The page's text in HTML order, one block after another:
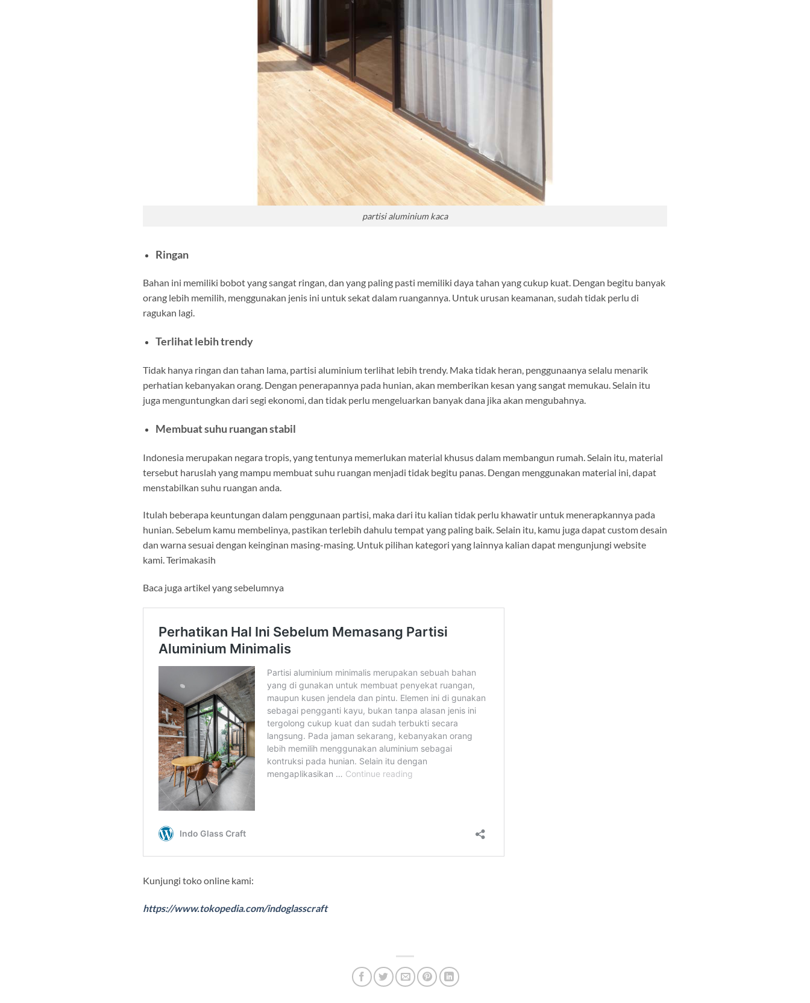
partisi aluminium kaca
Ringan
Bahan ini memiliki bobot yang sangat ringan, dan yang paling pasti memiliki daya tahan yang cukup kuat. Dengan begitu banyak
orang lebih memilih, menggunakan jenis ini untuk sekat dalam ruangannya. Untuk urusan keamanan, sudah tidak perlu di
ragukan lagi.
Terlihat lebih trendy
Tidak hanya ringan dan tahan lama, partisi aluminium terlihat lebih trendy. Maka tidak heran, penggunaanya selalu menarik
perhatian kebanyakan orang. Dengan penerapannya pada hunian, akan memberikan kesan yang sangat memukau. Selain itu
juga menguntungkan dari segi ekonomi, dan tidak perlu mengeluarkan banyak dana jika akan mengubahnya.
Membuat suhu ruangan stabil
Indonesia merupakan negara tropis, yang tentunya memerlukan material khusus dalam membangun rumah. Selain itu, material
tersebut haruslah yang mampu membuat suhu ruangan menjadi tidak begitu panas. Dengan menggunakan material ini, dapat
menstabilkan suhu ruangan anda.
Itulah beberapa keuntungan dalam penggunaan partisi, maka dari itu kalian tidak perlu khawatir untuk menerapkannya pada
hunian. Sebelum kamu membelinya, pastikan terlebih dahulu tempat yang paling baik. Selain itu, kamu juga dapat custom desain
dan warna sesuai dengan keinginan masing-masing. Untuk pilihan kategori yang lainnya kalian dapat mengunjungi website
kami. Terimakasih
Baca juga artikel yang sebelumnya
Kunjungi toko online kami:
https://www.tokopedia.com/indoglasscraft